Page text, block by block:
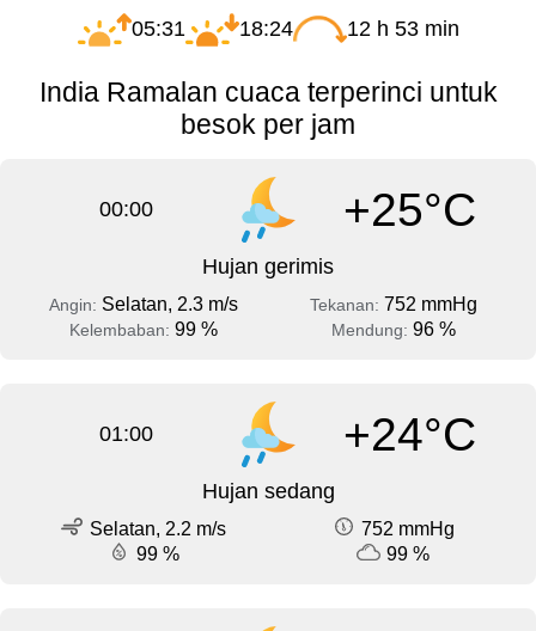
05:31 18:24 12 h 53 min
India Ramalan cuaca terperinci untuk
besok per jam
00:00 +25°C
Hujan gerimis
Angin: Selatan, 2.3 m/s Tekanan: 752 mmHg
Kelembaban: 99 % Mendung: 96 %
01:00 +24°C
Hujan sedang
Selatan, 2.2 m/s
752 mmHg
99 %
99 %